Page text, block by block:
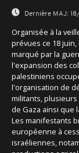
Dernière MAJ:
Organisée à la
prévues ce 18
marqué par la
l'expansion des
palestiniens
l'organisation de
militants,
de Gaza ainsi que
Les manifestants
européenne à
israéliennes,